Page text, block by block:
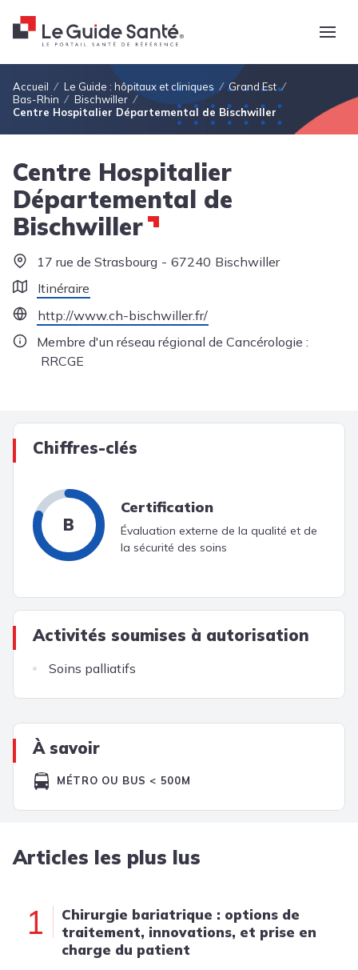
Fil d'Ariane
Accueil Le Guide : hôpitaux et cliniques
Grand Est
Bas-Rhin
Bischwiller
Centre Hospitalier Départemental de Bischwiller
Centre Hospitalier
Départemental de
Bischwiller
17 rue de Strasbourg 67240 Bischwiller
Itinéraire
http://www.ch-bischwiller.fr/
Membre d'un réseau régional de Cancérologie :
RRCGE
Chiffres-clés
B
Certification
Évaluation externe de la qualité et de
la sécurité des soins
Activités soumises à autorisation
Soins palliatifs
À savoir
MÉTRO OU BUS < 500M
Articles les plus lus
1
Chirurgie bariatrique : options de
traitement, innovations, et prise en
charge du patient